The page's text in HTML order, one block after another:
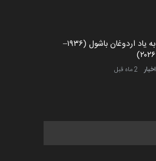
به یاد اردوغان باشول (۱۹۳۶–
۲۰۲۶)
اخبار 2 ماه قبل
رویداد کارگاهی کارتون و پوستر
اخبار 6 ماه قبل